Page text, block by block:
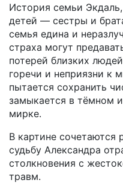
История семьи
детей — сестры и
семья едина и
страха могут
потерей близких
горечи и неприязни к
пытается сохранить
замыкается в тёмном
мирке.
В картине сочетаются
судьбу Александра
столкновения с
травм.